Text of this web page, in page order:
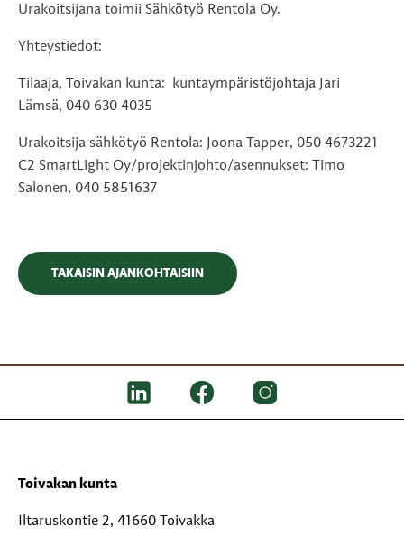
Urakoitsijana toimii Sähkötyö Rentola Oy.
Yhteystiedot:
Tilaaja, Toivakan kunta: kuntaympäristöjohtaja Jari
Lämsä, 040 630 4035
Urakoitsija sähkötyö Rentola: Joona Tapper, 050 4673221
C2 SmartLight Oy/projektinjohto/asennukset: Timo
Salonen, 040 5851637
TAKAISIN AJANKOHTAISIIN
Toivakan kunta
Iltaruskontie 2, 41660 Toivakka